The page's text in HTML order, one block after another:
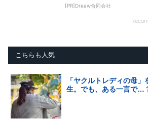
[PR]Dreaw合同会社
こちらも人気
「ヤクルトレディの母
生。でも、ある一言で…